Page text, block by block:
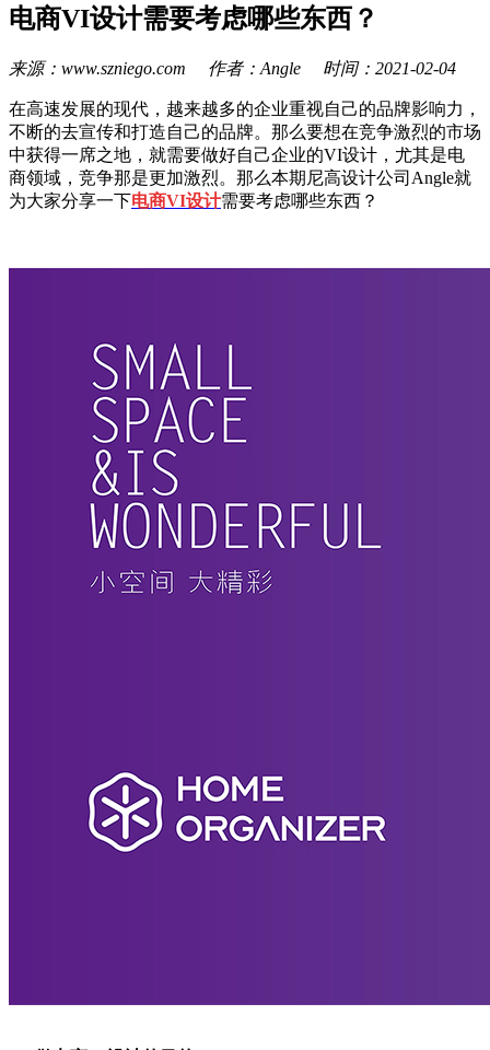
电商VI设计需要考虑哪些东西？
来源：www.szniego.com 作者：Angle 时间：2021-02-04
在高速发展的现代，越来越多的企业重视自己的品牌影响力，
不断的去宣传和打造自己的品牌。那么要想在竞争激烈的市场
中获得一席之地，就需要做好自己企业的VI设计，尤其是电
商领域，竞争那是更加激烈。那么本期尼高设计公司Angle就
为大家分享一下电商VI设计需要考虑哪些东西？